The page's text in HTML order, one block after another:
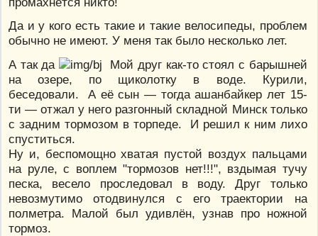
Да и у кого есть такие и такие велосипеды, проблем
обычно не имеют. У меня так было несколько лет.
А так да
Мой друг как-то стоял с барышней
на озере, по щиколотку в воде. Курили,
беседовали. А её сын — тогда ашанбайкер лет 15-
ти — отжал у него разгонный складной Минск только
с задним тормозом в торпеде. И решил к ним лихо
спуститься.
Ну и, беспомощно хватая пустой воздух пальцами
на руле, с воплем "тормозов нет!!!", вздымая тучу
песка, весело проследовал в воду. Друг только
невозмутимо отодвинулся с его траектории на
полметра. Малой был удивлён, узнав про ножной
тормоз.